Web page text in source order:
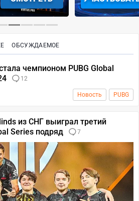
ОБСУЖДАЕМОЕ
чемпионом PUBG Global
12
Новость PUBG
из СНГ выиграл третий
Series подряд
7